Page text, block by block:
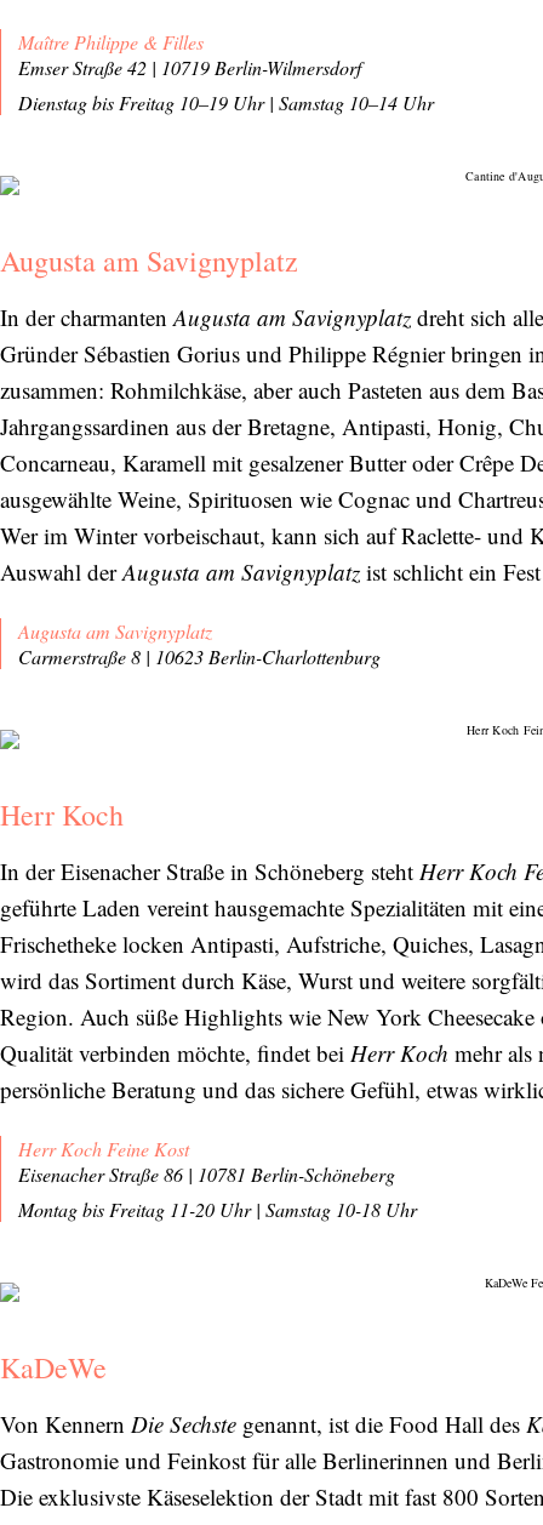
Maître Philippe & Filles
Emser Straße 42 | 10719 Berlin-Wilmersdorf
Dienstag bis Freitag 10–19 Uhr| Samstag 10–14 Uhr
Augusta am Savignyplatz
In der charmantenAugusta am Savignyplatz dreht sich
Gründer Sébastien Gorius und Philippe Régnier bringen
zusammen: Rohmilchkäse, aber auch Pasteten aus dem
Jahrgangssardinen aus der Bretagne, Antipasti, Honig,
Concarneau, Karamell mit gesalzener Butter oder Crêpe
ausgewählte Weine, Spirituosen wie Cognac und
Wer im Winter vorbeischaut, kann sich auf Raclette- und
Auswahl derAugusta am Savignyplatz ist schlicht ein
Augusta am Savignyplatz
Carmerstraße 8 | 10623 Berlin-Charlottenburg
Herr Koch
In der Eisenacher Straße in Schöneberg steht Herr Koch
geführte Laden vereint hausgemachte Spezialitäten mit
Frischetheke locken Antipasti, Aufstriche, Quiches,
wird das Sortiment durch Käse, Wurst und weitere
Region. Auch süße Highlights wie New York
Qualität verbinden möchte, findet bei Herr Koch mehr als
persönliche Beratung und das sichere Gefühl, etwas
Herr Koch Feine Kost
Eisenacher Straße 86 | 10781 Berlin-Schöneberg
Montag bis Freitag 11-20 Uhr| Samstag 10-18 Uhr
KaDeWe
Von Kennern Die Sechste genannt, ist die Food Hall des
Gastronomie und Feinkost für alle Berlinerinnen und
Die exklusivste Käseselektion der Stadt mit fast 800